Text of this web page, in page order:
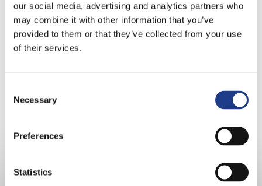
our social media, advertising and analytics partners who
may combine it with other information that you’ve
provided to them or that they’ve collected from your use
of their services.
Necessary
Preferences
Statistics
Ének: Magyar Bálint, Mihályi Réka
Trombita, vokál: Csík Tibor, Nyikes Krisztián
Tenor szaxofon, vokál: Bakó István
Nagybőgő: Molnár Péter